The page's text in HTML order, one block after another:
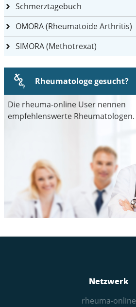
Schmerztagebuch
OMORA (Rheumatoide Arthritis)
SIMORA (Methotrexat)
Rheumatologe gesucht?
Die rheuma-online User nennen
empfehlenswerte Rheumatologen.
Netzwerk
rheuma-online